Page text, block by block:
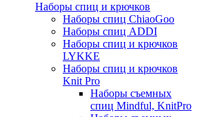
Наборы спиц и крючков
Наборы спиц ChiaoGoo
Наборы спиц ADDI
Наборы спиц и крючков
LYKKE
Наборы спиц и крючков
Knit Pro
Наборы съемных
спиц Mindful, KnitPro